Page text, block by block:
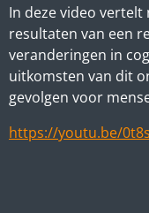
In deze video vertelt
resultaten van een
veranderingen in
uitkomsten van dit
gevolgen voor
https://youtu.be/